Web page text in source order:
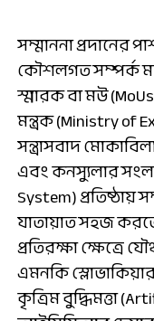
সম্মাননা প্রদানের
কৌশলগত সম্পর্ক
স্মারক বা মউ
মন্ত্রক (Ministry of
সন্ত্রাসবাদ
এবং কনস্যুলার
System) প্রতিষ্ঠায়
যাতায়াত সহজ
প্রতিরক্ষা ক্ষেত্রে
এমনকি
কৃত্রিম বুদ্ধিমত্তা